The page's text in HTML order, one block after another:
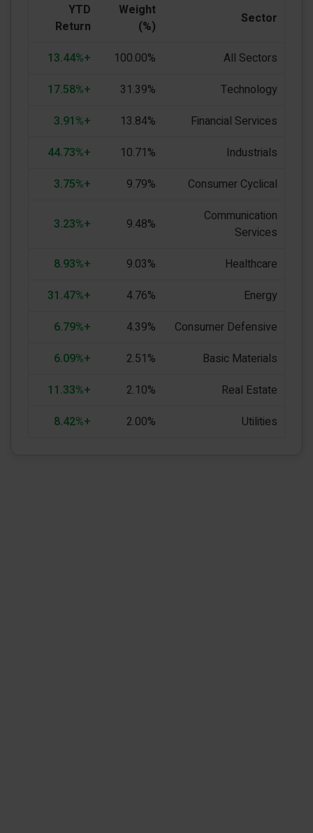
Sector
Weight
(%)
YTD
Return
All Sectors
100.00%
+13.44%
Technology
31.39%
+17.58%
Financial Services
13.84%
+3.91%
Industrials
10.71%
+44.73%
Consumer Cyclical
9.79%
+3.75%
Communication
Services
9.48%
+3.23%
Healthcare
9.03%
+8.93%
Energy
4.76%
+31.47%
Consumer Defensive
4.39%
+6.79%
Basic Materials
2.51%
+6.09%
Real Estate
2.10%
+11.33%
Utilities
2.00%
+8.42%